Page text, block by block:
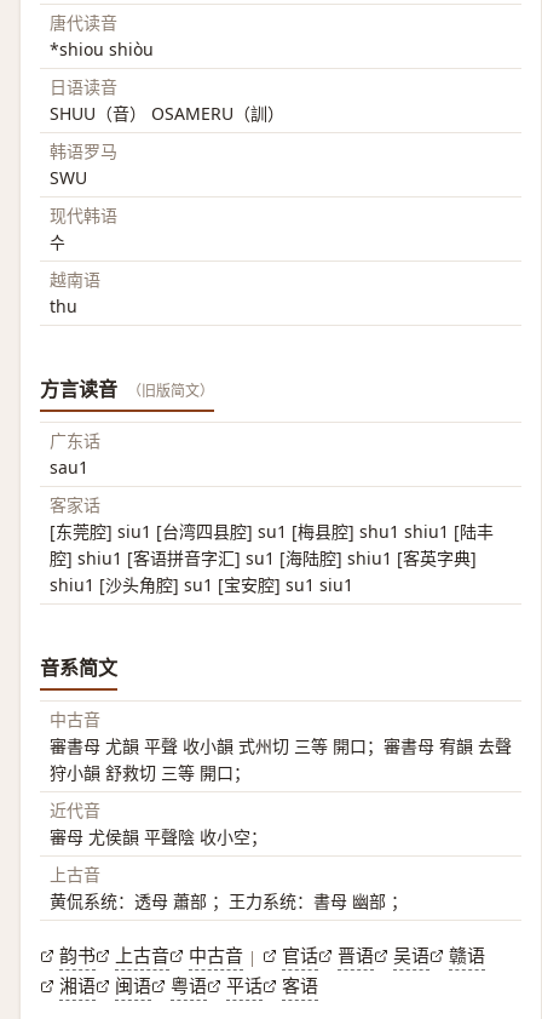
唐代读音
*shiou shiòu
日语读音
SHUU（音） OSAMERU（訓）
韩语罗马
SWU
现代韩语
수
越南语
thu
方言读音 （旧版简文）
广东话
sau1
客家话
[东莞腔] siu1 [台湾四县腔] su1 [梅县腔] shu1 shiu1 [陆丰
腔] shiu1 [客语拼音字汇] su1 [海陆腔] shiu1 [客英字典]
shiu1 [沙头角腔] su1 [宝安腔] su1 siu1
音系简文
中古音
審書母 尤韻 平聲 收小韻 式州切 三等 開口；審書母 宥韻 去聲
狩小韻 舒救切 三等 開口；
近代音
審母 尤侯韻 平聲陰 收小空；
上古音
黄侃系统：透母 蕭部 ；王力系统：書母 幽部 ；
韵书 上古音 中古音 | 官话 晋语 吴语
赣语
湘语
闽语 粤语 平话 客语